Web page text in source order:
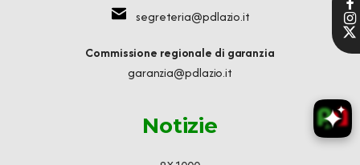
segreteria@pdlazio.it
Commissione regionale di garanzia
garanzia@pdlazio.it
Notizie